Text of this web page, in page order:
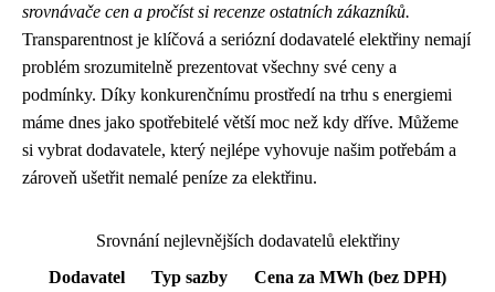
srovnávače cen a pročíst si recenze ostatních zákazníků.
Transparentnost je klíčová a seriózní dodavatelé elektřiny nemají
problém srozumitelně prezentovat všechny své ceny a
podmínky. Díky konkurenčnímu prostředí na trhu s energiemi
máme dnes jako spotřebitelé větší moc než kdy dříve. Můžeme
si vybrat dodavatele, který nejlépe vyhovuje našim potřebám a
zároveň ušetřit nemalé peníze za elektřinu.
Srovnání nejlevnějších dodavatelů elektřiny
Dodavatel
Typ sazby Cena za MWh (bez DPH)